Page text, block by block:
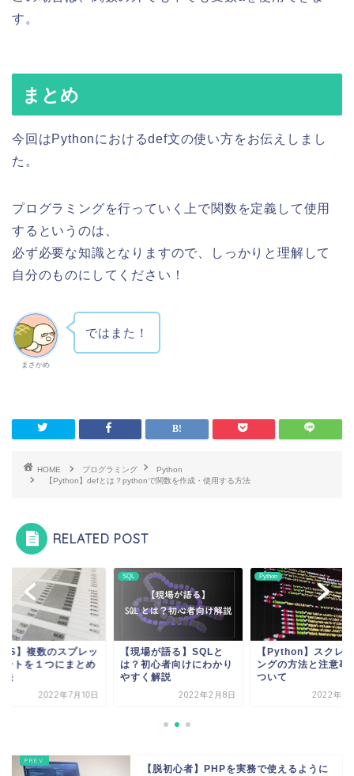
す。
まとめ
今回はPythonにおけるdef文の使い方をお伝えしまし
た。
プログラミングを行っていく上で関数を定義して使用
するというのは、
必ず必要な知識となりますので、しっかりと理解して
自分のものにしてください！
まさかめ
ではまた！
HOME プログラミング
Python
【Python】defとは？pythonで関数を作成・使用する方法
RELATED POST
】複数のスプレッ
ートを１つにまとめ
法
2022年7月10日
SQL
【現場が語る】SQLと
は？初心者向けにわかり
やすく解説
2022年2月8日
Python
【Python】スクレ
ングの方法と注意事
ついて
2022年8
【脱初心者】PHPを実務で使えるように